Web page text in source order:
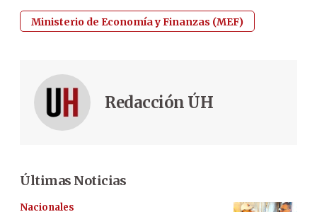
Ministerio de Economía y Finanzas (MEF)
Redacción ÚH
Últimas Noticias
Nacionales